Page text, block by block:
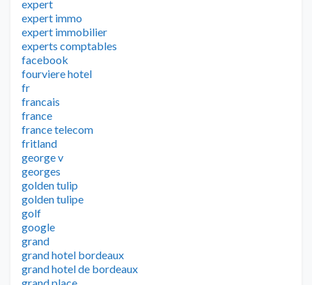
expert
expert immo
expert immobilier
experts comptables
facebook
fourviere hotel
fr
francais
france
france telecom
fritland
george v
georges
golden tulip
golden tulipe
golf
google
grand
grand hotel bordeaux
grand hotel de bordeaux